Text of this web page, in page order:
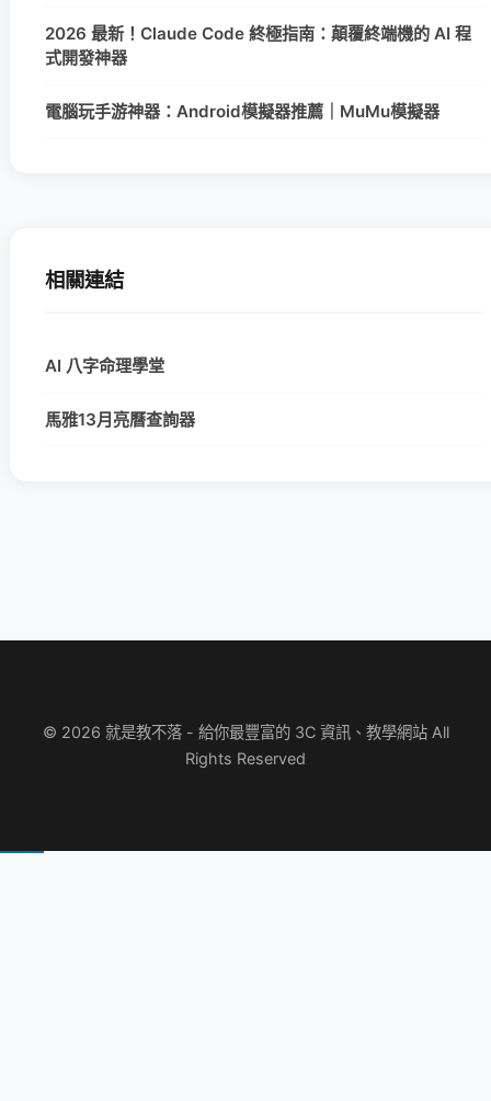
2026 最新！Claude Code 終極指南：顛覆終端機的 AI 程
式開發神器
電腦玩手游神器：Android模擬器推薦｜MuMu模擬器
相關連結
AI 八字命理學堂
馬雅13月亮曆查詢器
© 2026 就是教不落 - 給你最豐富的 3C 資訊、教學網站 All
Rights Reserved